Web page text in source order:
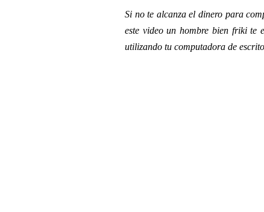
Si no te alcanza el dinero para
este video un hombre bien friki te
utilizando tu computadora de